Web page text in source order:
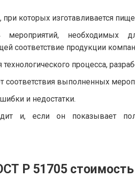
при которых изготавливается
мероприятий, необходимых
соответствие продукции
процесса,
соответствия выполненных
и недостатки.
и, если он показывает
Р 51705 стоимость